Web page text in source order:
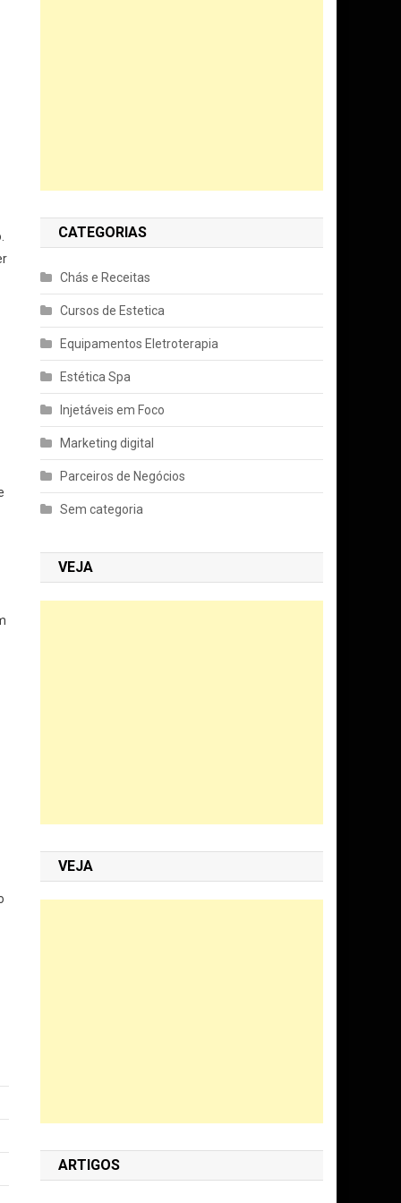
CATEGORIAS
Chás e Receitas
Cursos de Estetica
Equipamentos Eletroterapia
Estética Spa
Injetáveis em Foco
Marketing digital
Parceiros de Negócios
Sem categoria
VEJA
VEJA
ARTIGOS